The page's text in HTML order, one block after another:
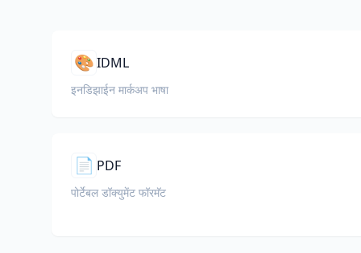
🎨IDML
इनडिझाईन मार्कअप भाषा
📄 PDF
पोर्टेबल डॉक्युमेंट फॉरमॅट